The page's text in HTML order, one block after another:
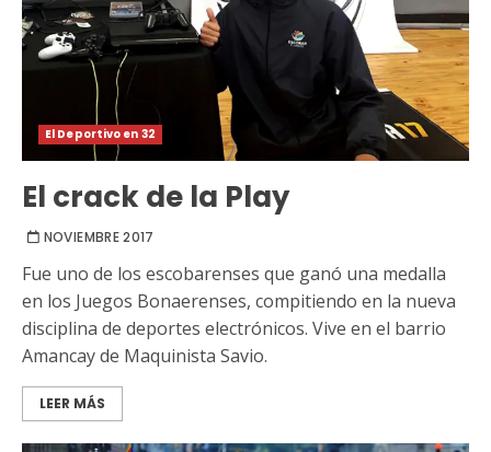
El Deportivo en 32
El crack de la Play
NOVIEMBRE 2017
Fue uno de los escobarenses que ganó una medalla
en los Juegos Bonaerenses, compitiendo en la nueva
disciplina de deportes electrónicos. Vive en el barrio
Amancay de Maquinista Savio.
LEER MÁS